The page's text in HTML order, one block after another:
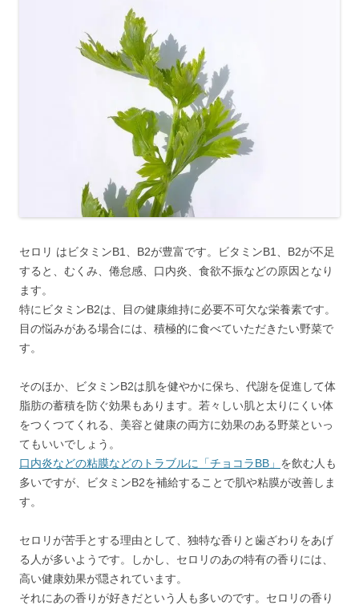
セロリ はビタミンB1、B2が豊富です。ビタミンB1、B2が不足
すると、むくみ、倦怠感、口内炎、食欲不振などの原因となり
ます。
特にビタミンB2は、目の健康維持に必要不可欠な栄養素です。
目の悩みがある場合には、積極的に食べていただきたい野菜で
す。
そのほか、ビタミンB2は肌を健やかに保ち、代謝を促進して体
脂肪の蓄積を防ぐ効果もあります。若々しい肌と太りにくい体
をつくつてくれる、美容と健康の両方に効果のある野菜といっ
てもいいでしょう。
口内炎などの粘膜などのトラブルに「チョコラBB」 を飲む人も
多いですが、ビタミンB2を補給することで肌や粘膜が改善しま
す。
セロリが苦手とする理由として、独特な香りと歯ざわりをあげ
る人が多いようです。しかし、セロリのあの特有の香りには、
高い健康効果が隠されています。
それにあの香りが好きだという人も多いのです。セロリの香り